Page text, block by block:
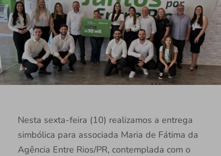
Nesta sexta-feira (10) realizamos a entrega
simbólica para associada Maria de Fátima da
Agência Entre Rios/PR, contemplada com o